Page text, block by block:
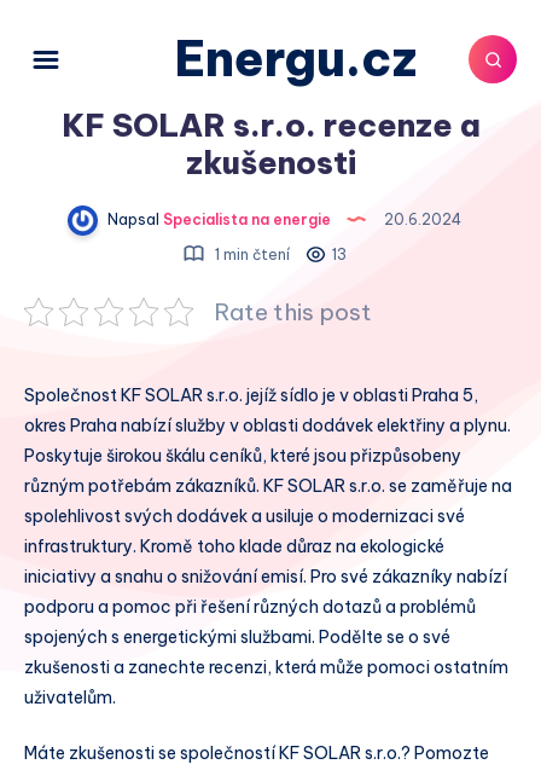
Energu.cz
KF SOLAR s.r.o. recenze a
zkušenosti
Napsal Specialista na energie
20.6.2024
1 min čtení
13
Rate this post
Společnost KF SOLAR s.r.o. jejíž sídlo je v oblasti Praha 5,
okres Praha nabízí služby v oblasti dodávek elektřiny a plynu.
Poskytuje širokou škálu ceníků, které jsou přizpůsobeny
různým potřebám zákazníků. KF SOLAR s.r.o. se zaměřuje na
spolehlivost svých dodávek a usiluje o modernizaci své
infrastruktury. Kromě toho klade důraz na ekologické
iniciativy a snahu o snižování emisí. Pro své zákazníky nabízí
podporu a pomoc při řešení různých dotazů a problémů
spojených s energetickými službami. Podělte se o své
zkušenosti a zanechte recenzi, která může pomoci ostatním
uživatelům.
Máte zkušenosti se společností KF SOLAR s.r.o.? Pomozte